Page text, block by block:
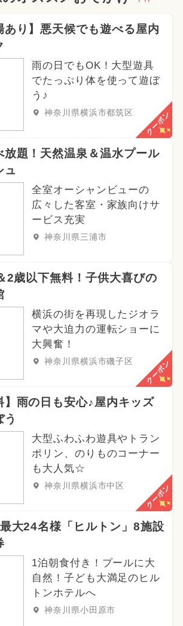
あり】悪天候でも遊べる屋内
雨の日でもOK！大型遊具
でたっぷり体を使って遊ぼ
う♪
神奈川県横浜市都筑区 クーポン
放題！天然温泉＆温水プール
ュ
全室オーシャンビューの
広々した客室・家族向けサ
ービス充実
神奈川県三浦市
2歳以下無料！子供大喜びの
横浜の街を再現したジオラ
マや大迫力の運転ショーに
大興奮！
神奈川県横浜市磯子区 クーポン
】雨の日も安心♪屋内キッズ
う
大型ふわふわ遊具やトラン
ポリン、のりものコーナー
も大人気☆
神奈川県横浜市中区 クーポン
大24名様「ヒルトン」8施設
1泊朝食付き！プールに大
自然！子ども大満足のヒル
トンホテルへ
神奈川県小田原市